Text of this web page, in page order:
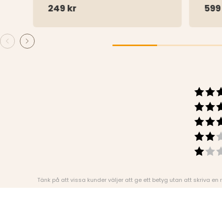
249 kr
Tänk på att vissa kunder väljer att ge ett betyg utan att skriva